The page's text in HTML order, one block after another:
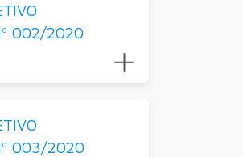
002/2020
003/2020